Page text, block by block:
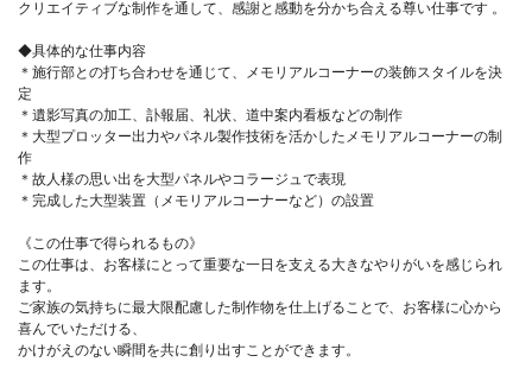
クリエイティブな制作を通して、感謝と感動を分かち合える尊い仕事です 。
◆具体的な仕事内容
＊施行部との打ち合わせを通じて、メモリアルコーナーの装飾スタイルを決
定
＊遺影写真の加工、訃報届、礼状、道中案内看板などの制作
＊大型プロッター出力やパネル製作技術を活かしたメモリアルコーナーの制
作
＊故人様の思い出を大型パネルやコラージュで表現
＊完成した大型装置（メモリアルコーナーなど）の設置
《この仕事で得られるもの》
この仕事は、お客様にとって重要な一日を支える大きなやりがいを感じられ
ます。
ご家族の気持ちに最大限配慮した制作物を仕上げることで、お客様に心から
喜んでいただける、
かけがえのない瞬間を共に創り出すことができます。